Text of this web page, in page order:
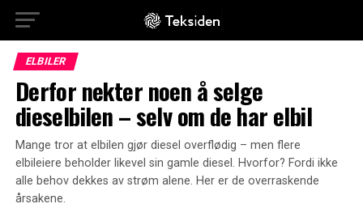
ELBILER
Derfor nekter noen å selge
dieselbilen – selv om de har elbil
Mange tror at elbilen gjør diesel overflødig – men flere
elbileiere beholder likevel sin gamle diesel. Hvorfor? Fordi ikke
alle behov dekkes av strøm alene. Her er de overraskende
årsakene.